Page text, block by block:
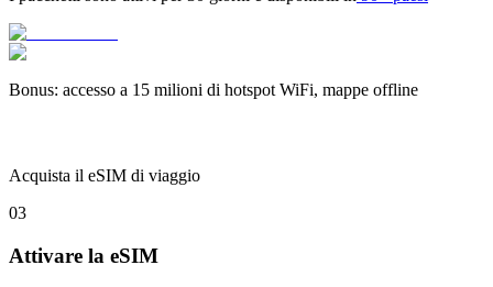
Bonus: accesso a 15 milioni di hotspot WiFi, mappe offline
Acquista il eSIM di viaggio
03
Attivare la eSIM